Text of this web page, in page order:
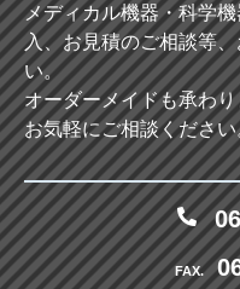
メディカル機器・科学
入、お見積のご相談等
い。
オーダーメイドも承わ
お気軽にご相談ください
FAX.